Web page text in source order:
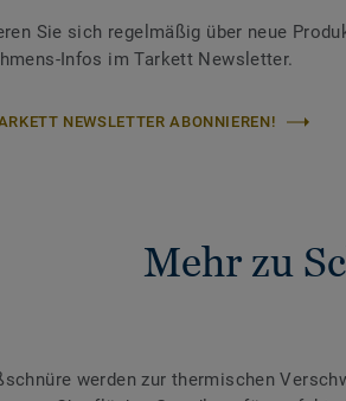
Sie sich regelmäßig über neue
Infos im Tarkett Newsletter.
NEWSLETTER ABONNIEREN!
Mehr zu
werden zur thermischen